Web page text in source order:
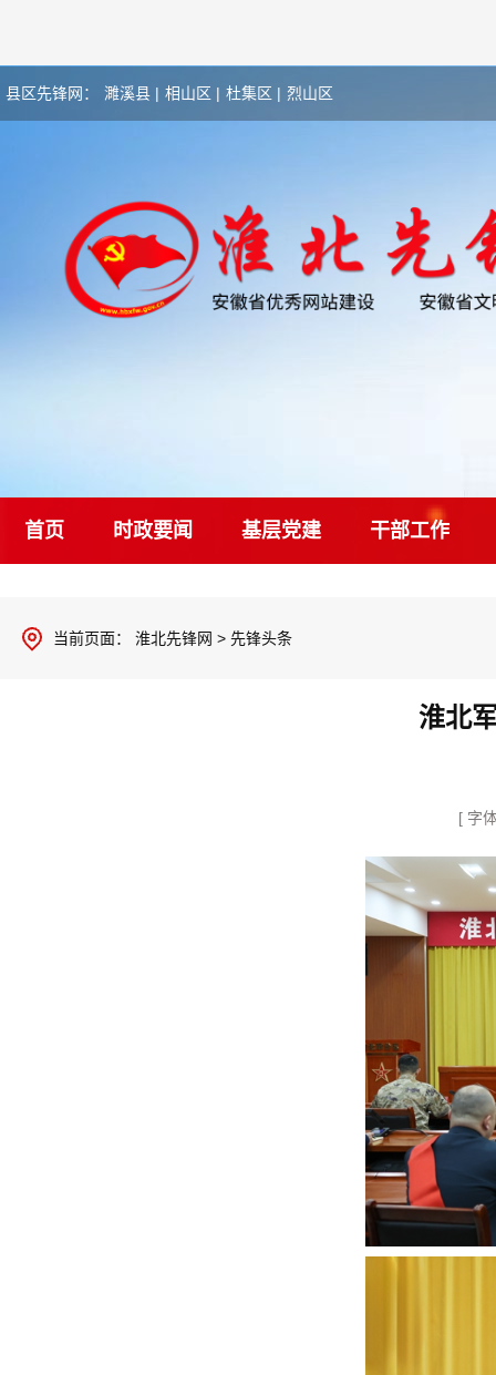
县区先锋网： 濉溪县 | 相山区 | 杜集区 | 烈山区
首页 时政要闻 基层党建 干部工作
当前页面： 淮北先锋网 > 先锋头条
淮北
[ 字